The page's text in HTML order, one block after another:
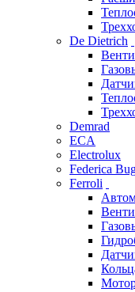
De Dietrich
Demrad
ECA
Electrolux
Federica
Ferroli